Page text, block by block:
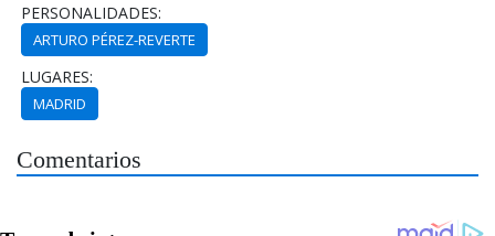
PERSONALIDADES:
ARTURO PÉREZ-REVERTE
LUGARES:
MADRID
Comentarios